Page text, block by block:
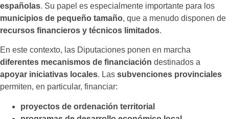
españolas. Su papel es especialmente importante para los
municipios de pequeño tamaño, que a menudo disponen de
recursos financieros y técnicos limitados.
En este contexto, las Diputaciones ponen en marcha
diferentes mecanismos de financiación destinados a
apoyar iniciativas locales. Las subvenciones provinciales
permiten, en particular, financiar:
proyectos de ordenación territorial